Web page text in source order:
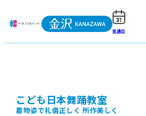
受講日
こども日本舞踊教室
着物姿で礼儀正しく 所作美しく